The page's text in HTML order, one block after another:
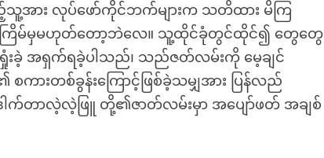
ည့်သူ့အား လုပ်ဖော်ကိုင်ဘက်များက သတိထား မိကြ
အကြိမ်မှမဟုတ်တော့ဘဲလေ။ သူ့ထိုင်ခုံတွင်ထိုင်၍ တွေတွေ
ရှုံးခဲ့ အရှက်ရခဲ့ပါသည်၊ သည်ဇတ်လမ်းကို မေ့ချင်
ကားတစ်ခွန်းကြောင့်ဖြစ်ခဲ့သမျှအား ပြန်လည်
ါက်တာလဲ့လဲ့ဖြူ တို့၏ဇာတ်လမ်းမှာ အပျော်ဖတ် အချစ်